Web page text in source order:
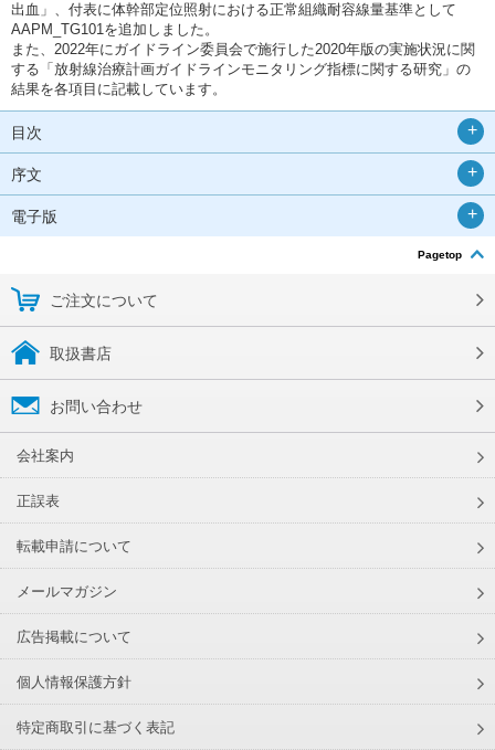
出血」、付表に体幹部定位照射における正常組織耐容線量基準として
AAPM_TG101を追加しました。
また、2022年にガイドライン委員会で施行した2020年版の実施状況に関
する「放射線治療計画ガイドラインモニタリング指標に関する研究」の
結果を各項目に記載しています。
目次
序文
電子版
Pagetop
ご注文について
取扱書店
お問い合わせ
会社案内
正誤表
転載申請について
メールマガジン
広告掲載について
個人情報保護方針
特定商取引に基づく表記